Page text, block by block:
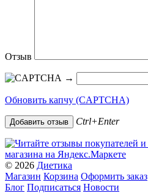
Отзыв
→
Обновить капчу (CAPTCHA)
Ctrl+Enter
© 2026 Диетика
Магазин Корзина Оформить заказ
Блог Подписаться Новости